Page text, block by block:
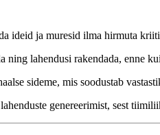
ideid ja muresid ilma hirmuta
lahendusi rakendada, enne
sideme, mis soodustab
genereerimist, sest